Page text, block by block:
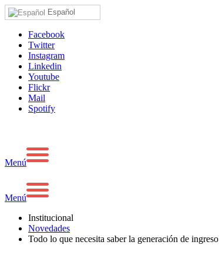
Español
Facebook
Twitter
Instagram
Linkedin
Youtube
Flickr
Mail
Spotify
Menú
Menú
Institucional
Novedades
Todo lo que necesita saber la generación de ingreso